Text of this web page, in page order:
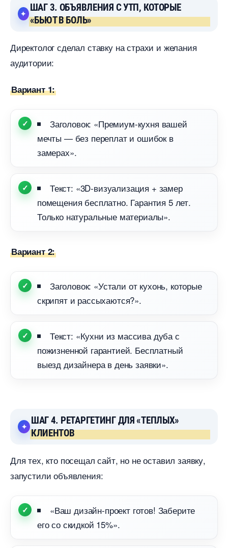
ШАГ 3. ОБЪЯВЛЕНИЯ С УТП, КОТОРЫЕ
«БЬЮТ В БОЛЬ»
Директолог сделал ставку на страхи и желания
аудитории:
ариант 1:
Заголовок: «Премиум-кухня вашей
мечты — без переплат и ошибок
замерах».
Текст: «3D-визуализация + замер
помещения бесплатно. Гарантия 5 лет.
Только натуральные материалы».
ариант 2:
Заголовок: «Устали от кухонь, которые
скрипят и рассыхаются?».
Текст: «Кухни из массива дуба с
пожизненной гарантией. Бесплатный
ыезд дизайнера в день заявки».
ШАГ 4. РЕТАРГЕТИНГ ДЛЯ «ТЕПЛЫХ»
КЛИЕНТО
Для тех, кто посещал сайт, но не оставил заявку,
запустили объявления:
«Ваш дизайн-проект готов! Заберите
его со скидкой 15%».